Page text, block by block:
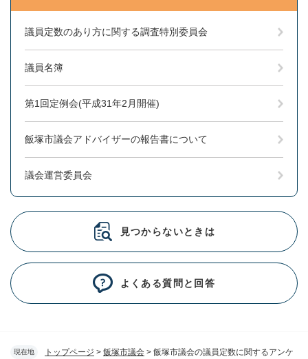
現在地 トップページ > 飯塚市議会 > 飯塚市議会の議員定数に関するアンケ
議員定数のあり方に関する調査特別委員会
議員名簿
第1回定例会(平成31年2月開催)
飯塚市議会アドバイザーの報告書について
議会運営委員会
見つからないときは
よくある質問と回答